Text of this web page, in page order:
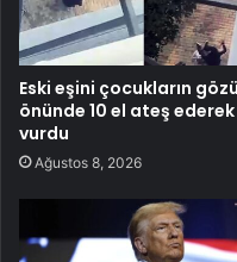
Eski eşini çocukların gözü
önünde 10 el ateş ederek
vurdu
Ağustos 8, 2026